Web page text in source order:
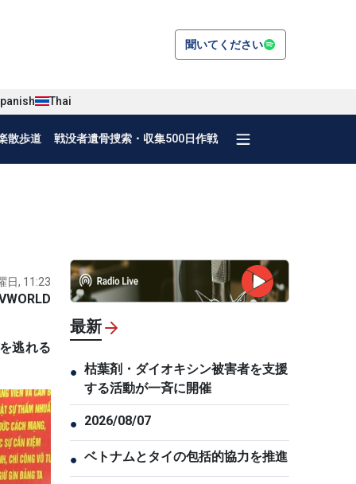
聞いてください
Thai
散歩道 戦没者遺骨捜索・収集500日作戦
日, 11:23
逃れる
最新
● 枯葉剤・ダイオキシン被害者を支援
する活動が一斉に開催
● 2026/08/07
● ベトナムとタイの包括的協力を推進